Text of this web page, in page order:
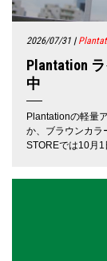
2026/07/31 |
Plantation
中
Plantationの軽量
か、ブラウンカラ
STOREでは10月1